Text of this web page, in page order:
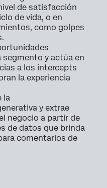
de satisfacción
de vida, o en
como golpes
segmento y actúa en
a los intercepts
la experiencia
la
y extrae
negocio a partir de
de datos que brinda
comentarios de